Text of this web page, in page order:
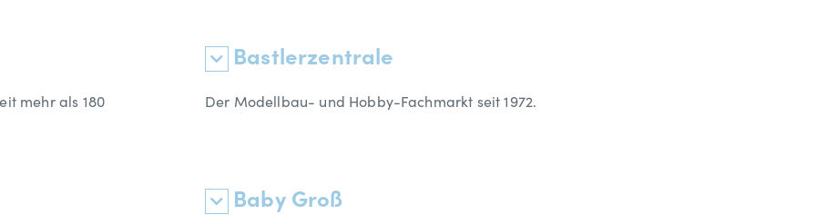
mehr als 180
Bastlerzentrale
Der Modellbau- und Hobby-Fachmarkt seit 1972.
Baby Groß